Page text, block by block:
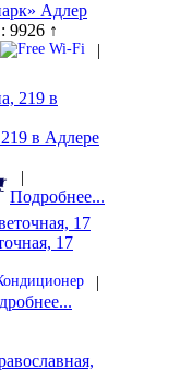
Адлер
9926 ↑
|
в Адлере
|
Подробнее...
17
|